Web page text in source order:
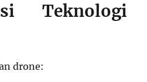
Teknologi
drone: